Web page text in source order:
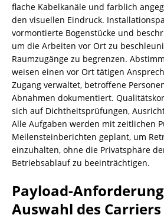
flache Kabelkanäle und farblich
den visuellen Eindruck.
vormontierte Bogenstücke und
um die Arbeiten vor Ort zu
Raumzugänge zu begrenzen.
weisen einen vor Ort tätigen
Zugang verwaltet, betroffene
Abnahmen dokumentiert.
sich auf Dichtheitsprüfungen,
Alle Aufgaben werden mit zeitlichen
Meilensteinberichten geplant, um
einzuhalten, ohne die Privatsphäre
Betriebsablauf zu beeinträchtigen.
Payload-
Auswahl des Carriers